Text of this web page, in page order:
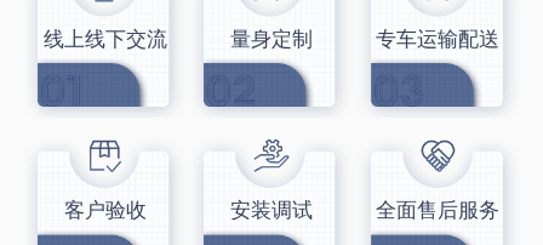
线上线下交流 量身定制 专车运输配送
客户验收 安装调试 全面售后服务